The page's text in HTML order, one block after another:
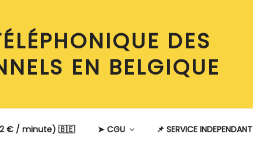
DES
EN BELGIQUE
€ / minute) 🇧🇪 ➤ CGU 📌 SERVICE INDEPENDANT